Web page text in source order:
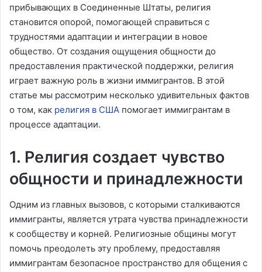
прибывающих в Соединенные Штаты, религия
становится опорой, помогающей справиться с
трудностями адаптации и интеграции в новое
общество. От создания ощущения общности до
предоставления практической поддержки, религия
играет важную роль в жизни иммигрантов. В этой
статье мы рассмотрим несколько удивительных фактов
о том, как религия в США помогает иммигрантам в
процессе адаптации.
1. Религия создает чувство
общности и принадлежности
Одним из главных вызовов, с которыми сталкиваются
иммигранты, является утрата чувства принадлежности
к сообществу и корней. Религиозные общины могут
помочь преодолеть эту проблему, предоставляя
иммигрантам безопасное пространство для общения с